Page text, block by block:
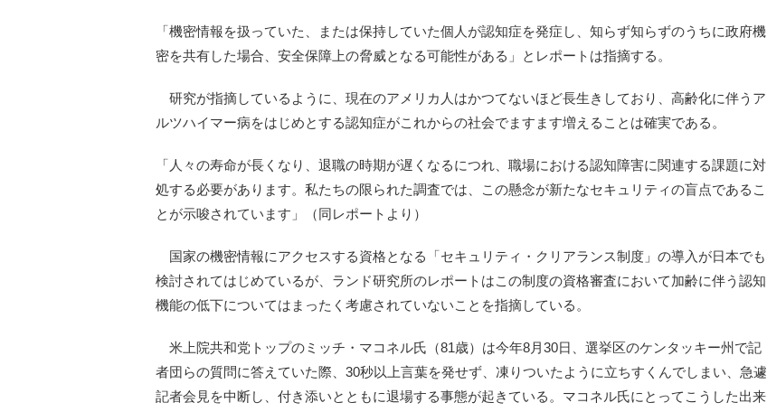
「機密情報を扱っていた、または保持していた個人が認知症を発症し、知らず知らずのうちに政府機
密を共有した場合、安全保障上の脅威となる可能性がある」とレポートは指摘する。
研究が指摘しているように、現在のアメリカ人はかつてないほど長生きしており、高齢化に伴うア
ルツハイマー病をはじめとする認知症がこれからの社会でますます増えることは確実である。
「人々の寿命が長くなり、退職の時期が遅くなるにつれ、職場における認知障害に関連する課題に対
処する必要があります。私たちの限られた調査では、この懸念が新たなセキュリティの盲点であるこ
とが示唆されています」（同レポートより）
国家の機密情報にアクセスする資格となる「セキュリティ・クリアランス制度」の導入が日本でも
検討されてはじめているが、ランド研究所のレポートはこの制度の資格審査において加齢に伴う認知
機能の低下についてはまったく考慮されていないことを指摘している。
米上院共和党トップのミッチ・マコネル氏（81歳）は今年8月30日、選挙区のケンタッキー州で記
者団らの質問に答えていた際、30秒以上言葉を発せず、凍りついたように立ちすくんでしまい、急遽
記者会見を中断し、付き添いとともに退場する事態が起きている。マコネル氏にとってこうした出来